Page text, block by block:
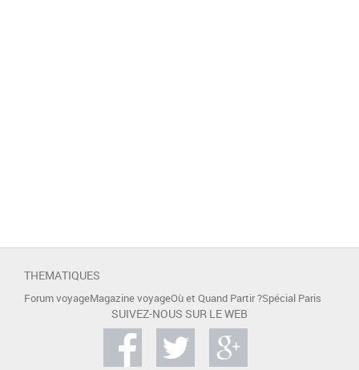
THEMATIQUES
Forum voyageMagazine voyageOù et Quand Partir ?Spécial Paris
SUIVEZ-NOUS SUR LE WEB